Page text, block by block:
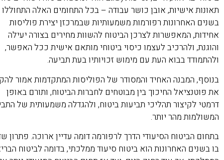
תאונות אישיות, אובן כושר עבודה – בכל התחומים האלה התחוללו
בשנים האחרונות רפורמות משמעותיות שבמרכזן יצירת פוליסות
אחידות, המאפשרות לצרכן הביטוח להשוות מחירים בצורה יעילה
והוגנת, ולהרכיב לעצמו כיסוי ביטוחי מותאם אישית ככל האפשר,
ולהתמודד בבוא העת עם מימוש זכויותיו בעת תביעה.
בנוסף, המבנה האחיד והמסודר של הפוליסות המתקדמות אמור
את פוטנציאל החיכוך בין מבוטחים לחברות הביטוח, ותורם באופן
דרמטי לקיצור תהליכי תביעות ביטוח, ולהגדלה משמעותית של
המשולמות מהר יותר.
בתחום הביטוח הסיעודי הדרך לרפורמה דומה עדיין ארוכה. פתרון
בו בשנים האחרונות הוא ביטוח סיעוד ממלכתי, בדומה לביטוח